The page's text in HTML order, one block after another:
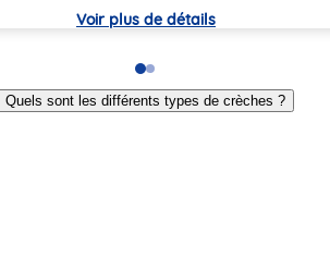
Voir plus de détails
Go
to
slide
Go
to
slide
Quels sont les différents types de crèches ?